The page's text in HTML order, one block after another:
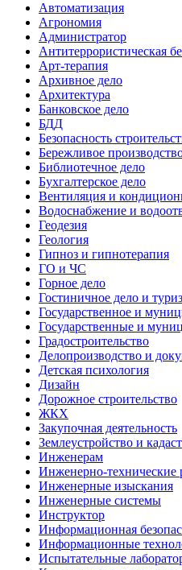
Автоматизация
Агрономия
Администратор
Антитеррористическая
Арт-терапия
Архивное дело
Архитектура
Банковское дело
БДД
Безопасность
Бережливое
Библиотечное дело
Бухгалтерское дело
Вентиляция и
Водоснабжение и
Геодезия
Геология
Гипноз и гипнотерапия
ГО и ЧС
Горное дело
Гостиничное дело и
Государственное и
Государственные и
Градостроительство
Делопроизводство и
Детская психология
Дизайн
Дорожное строительство
ЖКХ
Закупочная деятельность
Землеустройство и
Инженерам
Инженерно-технические
Инженерные изыскания
Инженерные системы
Инструктор
Информационная
Информационные
Испытательные